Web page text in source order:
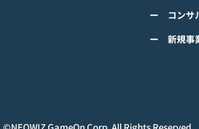
ー コンサ
ー 新規事